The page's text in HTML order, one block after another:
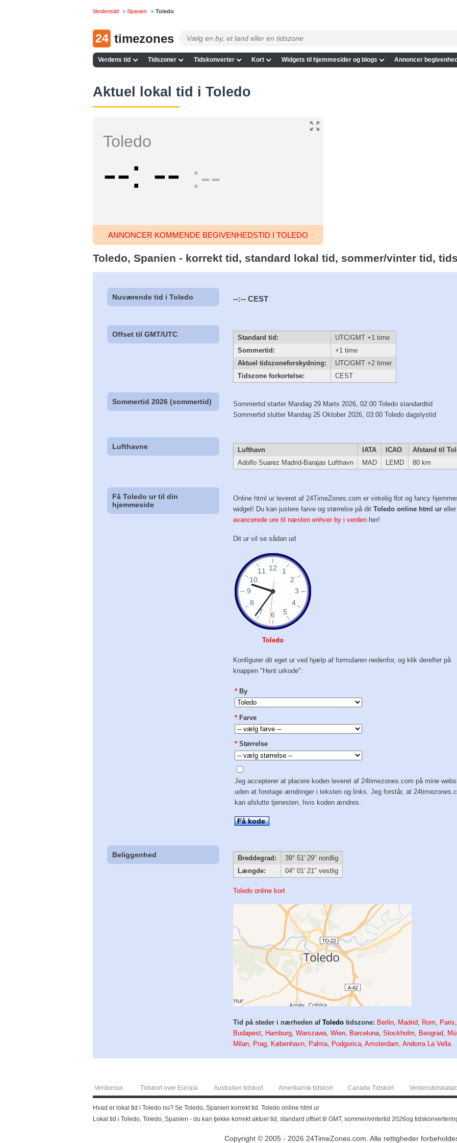
Verdenstid Spanien Toledo
24 timezones
Verdens tid Tidszoner Tidskonverter Kort Widgets til hjemmesider og blogs Annoncer
Aktuel lokal tid i Toledo
Toledo
-- -- --
ANNONCER KOMMENDE BEGIVENHEDSTID I TOLEDO
Toledo, Spanien - korrekt tid, standard lokal tid, sommer/vinter tid,
Nuværende tid i Toledo --:-- CEST
Offset til GMT/UTC Standard tid:
UTC/GMT +1 time
Sommertid:
+1 time
Aktuel tidszoneforskydning:
UTC/GMT +2 timer
Tidszone forkortelse:
CEST
Sommertid 2026 (sommertid)
Sommertid starter Mandag 29 Marts 2026, 02:00 Toledo standardtid
Sommertid slutter Mandag 25 Oktober 2026, 03:00 Toledo dagslystid
Lufthavne Lufthavn IATA ICAO
Afstand til
Adolfo Suarez Madrid-Barajas Lufthavn
MAD LEMD 80 km
Få Toledo ur til din
hjemmeside
Online html ur leveret af 24TimeZones.com er virkelig flot og fancy
widget! Du kan justere farve og størrelse på ditToledo online html ur
avancerede ure til næsten enhver by i verden her!
Dit ur vil se sådan ud
Toledo
Konfigurer dit eget ur ved hjælp af formularen nedenfor, og klik derefter på
knappen "Hent urkode":
* By
* Farve
* Størrelse
Jeg accepterer at placere koden leveret af 24timezones.com på mine
uden at foretage ændringer i teksten og links. Jeg forstår, at
kan afslutte tjenesten, hvis koden ændres.
Få kode
Beliggenhed Breddegrad:
39° 51′ 29″ nordlig
Længde:
04° 01′ 21″ vestlig
Toledo online kort
Tid på steder i nærheden afToledo tidszone: Berlin, Madrid, Rom, Paris,
Budapest, Hamburg,Warszawa,Wien, Barcelona,Stockholm, Beograd,
Milan, Prag, København, Palma, Podgorica,Amsterdam,Andorra La Vella
Verdensur Tidskort over Europa Australien tidskort Amerikansk tidskort Canada Tidskort
Hvad er lokal tid i Toledo nu? Se Toledo, Spanien korrekt tid. Toledo online html ur
Lokal tid i Toledo, Toledo, Spanien - du kan tjekke korrekt aktuel tid, standard offset til GMT, sommer/vintertid 2026og
Copyright © 2005 - 2026 24TimeZones.com. Alle rettigheder